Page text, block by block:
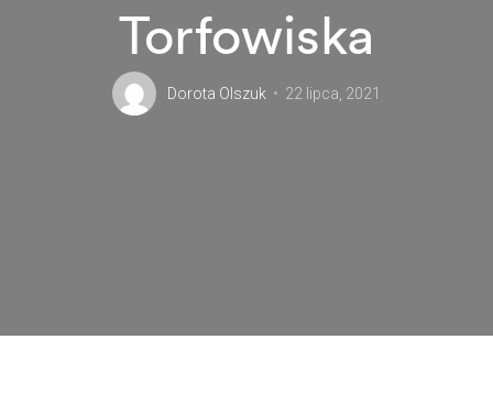
Torfowiska
Dorota Olszuk 22 lipca, 2021